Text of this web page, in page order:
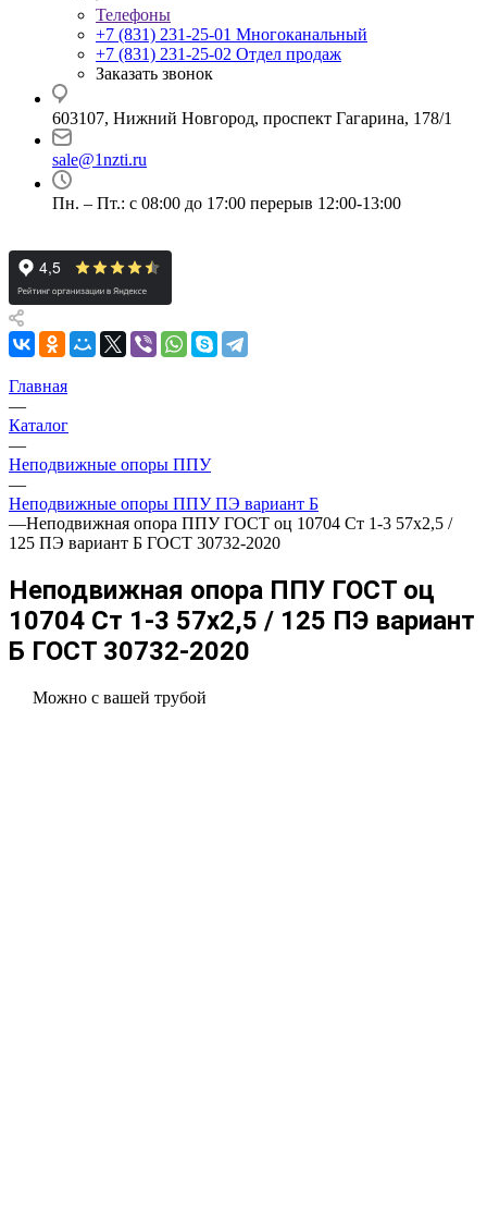
Телефоны
+7 (831) 231-25-01 Многоканальный
+7 (831) 231-25-02 Отдел продаж
Заказать звонок
603107, Нижний Новгород, проспект Гагарина, 178/1
sale@1nzti.ru
Пн. – Пт.: с 08:00 до 17:00 перерыв 12:00-13:00
Главная
—
Каталог
—
Неподвижные опоры ППУ
—
Неподвижные опоры ППУ ПЭ вариант Б
—Неподвижная опора ППУ ГОСТ оц 10704 Ст 1-3 57x2,5 /
125 ПЭ вариант Б ГОСТ 30732-2020
Неподвижная опора ППУ ГОСТ оц
10704 Ст 1-3 57x2,5 / 125 ПЭ вариант
Б ГОСТ 30732-2020
Можно с вашей трубой